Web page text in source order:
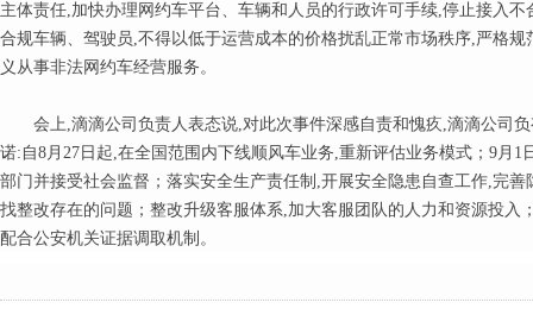
主体责任,加快办理网约车平台、车辆和人员的行政许可手续,停止接入
合规车辆、驾驶员,不得以低于运营成本的价格扰乱正常市场秩序,严格
义从事非法网约车经营服务。
会上,滴滴公司负责人表态说,对此次事件深感自责和愧疚,滴滴公司负
诺:自8月27日起,在全国范围内下线顺风车业务,重新评估业务模式；9月
部门并接受社会监督；落实安全生产责任制,开展安全隐患自查工作,完
找整改存在的问题；整改升级客服体系,加大客服团队的人力和资源投入
配合公安机关证据调取机制。